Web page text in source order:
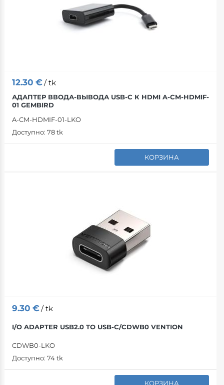
12.30 €/ tk
АДАПТЕР ВВОДА-ВЫВОДА USB-C К HDMI A-CM-HDMIF-
01 GEMBIRD
A-CM-HDMIF-01-LKO
Доступно: 78 tk
КОРЗИНА
9.30 €/ tk
I/O ADAPTER USB2.0 TO USB-C/CDWB0 VENTION
CDWB0-LKO
Доступно: 74 tk
КОРЗИНА